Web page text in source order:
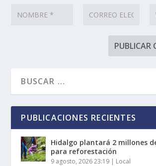
PUBLICACIONES RECIENTES
Hidalgo plantará 2 millones
para reforestación
9 agosto, 2026 23:19 | Local